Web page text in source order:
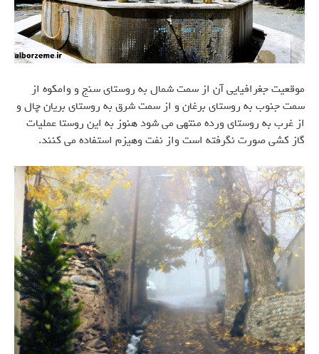
موقعیت جغرافیایی آن از سمت شمال به روستای سنج و وامکوه از
سمت جنوب به روستای برغان و از سمت شرق به روستای بریان چال و
از غرب به روستای ورده منتهی می شود هنوز به این روستا عملیات
گاز کشی صورت نگرفته است واز نفت وهیزم استفاده می کنند.